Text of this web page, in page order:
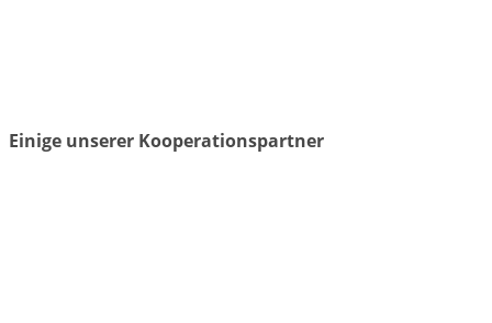
Einige unserer Kooperationspartner